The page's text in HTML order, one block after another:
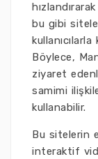
bu gibi
Böylece,
ziyaret
samimi
kullanabilir.
Bu sitelerin
interaktif